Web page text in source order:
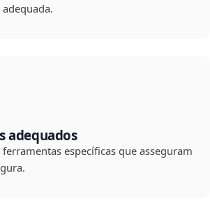
adequados
específicas que asseguram